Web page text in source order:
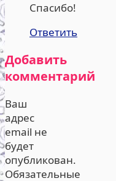
Спасибо!
Ответить
Добавить
комментарий
Ваш
адрес
email не
будет
опубликован.
Обязательные